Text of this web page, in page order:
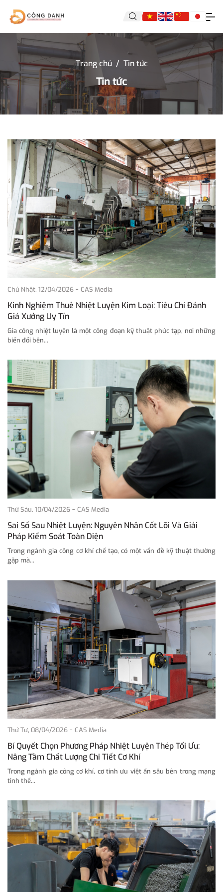
Trang chủ / Tin tức
Tin tức
Chủ Nhật, 12/04/2026 - CAS Media
Kinh Nghiệm Thuê Nhiệt Luyện Kim Loại: Tiêu Chí Đánh
Giá Xưởng Uy Tín
Gia công nhiệt luyện là một công đoạn kỹ thuật phức tạp, nơi những
biến đổi bên...
Thứ Sáu, 10/04/2026 - CAS Media
Sai Số Sau Nhiệt Luyện: Nguyên Nhân Cốt Lõi Và Giải
Pháp Kiểm Soát Toàn Diện
Trong ngành gia công cơ khí chế tạo, có một vấn đề kỹ thuật thường
gặp mà...
Thứ Tư, 08/04/2026 - CAS Media
Bí Quyết Chọn Phương Pháp Nhiệt Luyện Thép Tối Ưu:
Nâng Tầm Chất Lượng Chi Tiết Cơ Khí
Trong ngành gia công cơ khí, cơ tính ưu việt ẩn sâu bên trong mạng
tinh thể...